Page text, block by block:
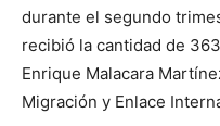
durante el segundo
recibió la cantidad de
Enrique Malacara
Migración y Enlace